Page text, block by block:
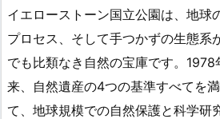
イエローストーン国立公園は、地球
プロセス、そして手つかずの生態系
でも比類なき自然の宝庫です。1978
来、自然遺産の4つの基準すべてを
て、地球規模での自然保護と科学研